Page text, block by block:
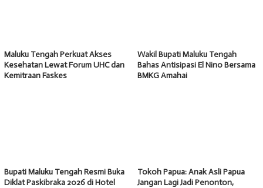
Maluku Tengah Perkuat Akses
Kesehatan Lewat Forum UHC dan
Kemitraan Faskes
Wakil Bupati Maluku Tengah
Bahas Antisipasi El Nino Bersama
BMKG Amahai
Bupati Maluku Tengah Resmi Buka
Diklat Paskibraka 2026 di Hotel
Tokoh Papua: Anak Asli Papua
Jangan Lagi Jadi Penonton,